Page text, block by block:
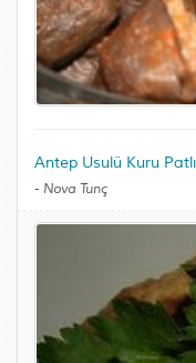
Antep Usulü Kuru
- Nova Tunç